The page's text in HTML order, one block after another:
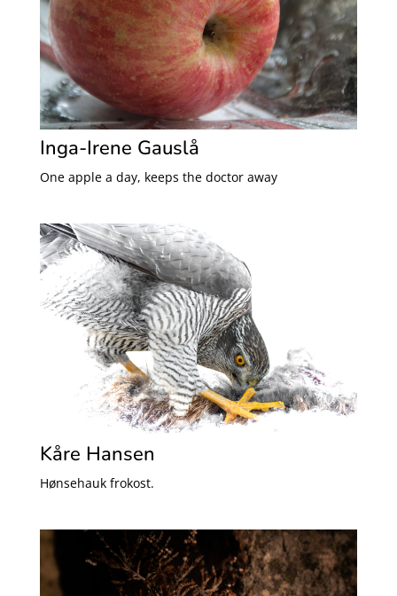
Inga-Irene Gauslå
One apple a day, keeps the doctor away
Kåre Hansen
Hønsehauk frokost.